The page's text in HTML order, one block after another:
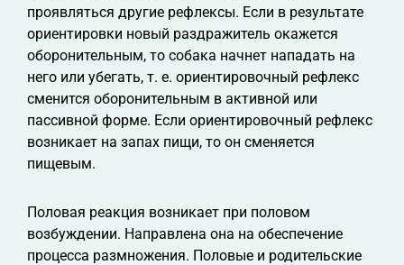
проявляться другие рефлексы. Если в результате
ориентировки новый раздражитель окажется
оборонительным, то собака начнет нападать на
него или убегать, т. е. ориентировочный рефлекс
сменится оборонительным в активной или
пассивной форме. Если ориентировочный рефлекс
возникает на запах пищи, то он сменяется
пищевым.
Половая реакция возникает при половом
возбуждении. Направлена она на обеспечение
процесса размножения. Половые и родительские